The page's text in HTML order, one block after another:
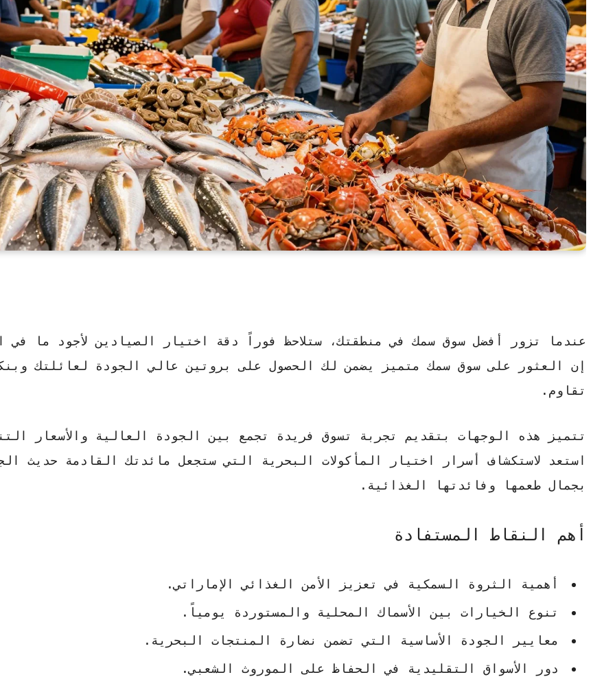
عندما تزور أفضل سوق سمكفي منطقتك، ستلاحظ فوراً دقة اختيار الصيادين لأجود ما في
إن العثور على سوق سمكمتميز يضمن لك الحصول على بروتين عالي الجودة لعائلتك
تقاوم.
تتميز هذه الوجهات بتقديم تجربة تسوق فريدة تجمع بين الجودة العالية والأسعار
استعد لاستكشاف أسرار اختيار المأكولات البحرية التي ستجعل مائدتك القادمة حديث
بجمال طعمها وفائدتها الغذائية.
أهم النقاط المستفادة
أهمية الثروة السمكية في تعزيز الأمن الغذائي الإماراتي.
تنوع الخيارات بين الأسماك المحلية والمستوردة يومياً.
معايير الجودة الأساسية التي تضمن نضارة المنتجات البحرية.
دور الأسواق التقليدية في الحفاظ على الموروث الشعبي.